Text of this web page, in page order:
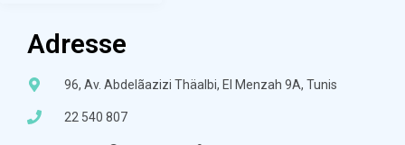
Adresse
96, Av. Abdelãazizi Thäalbi, El Menzah 9A, Tunis
22 540 807